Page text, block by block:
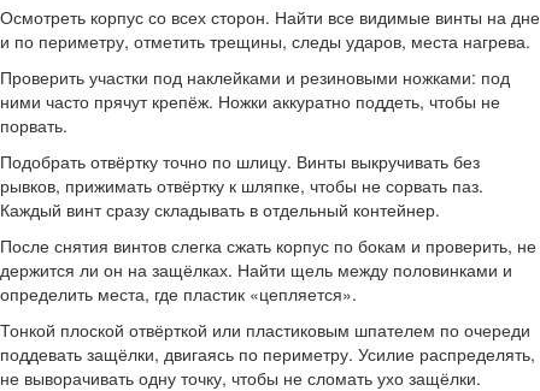
Осмотреть корпус со всех сторон. Найти все видимые винты на дне
и по периметру, отметить трещины, следы ударов, места нагрева.
Проверить участки под наклейками и резиновыми ножками: под
ними часто прячут крепёж. Ножки аккуратно поддеть, чтобы не
порвать.
Подобрать отвёртку точно по шлицу. Винты выкручивать без
рывков, прижимать отвёртку к шляпке, чтобы не сорвать паз.
Каждый винт сразу складывать в отдельный контейнер.
После снятия винтов слегка сжать корпус по бокам и проверить, не
держится ли он на защёлках. Найти щель между половинками и
определить места, где пластик «цепляется».
Тонкой плоской отвёрткой или пластиковым шпателем по очереди
поддевать защёлки, двигаясь по периметру. Усилие распределять,
не выворачивать одну точку, чтобы не сломать ухо защёлки.